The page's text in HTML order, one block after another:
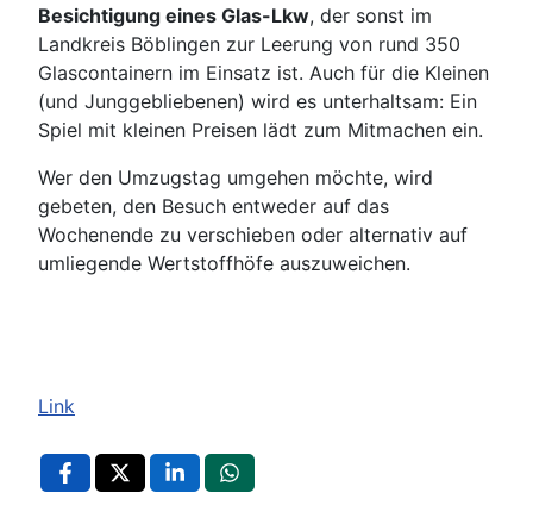
Besichtigung eines Glas-Lkw, der sonst im
Landkreis Böblingen zur Leerung von rund 350
Glascontainern im Einsatz ist. Auch für die Kleinen
(und Junggebliebenen) wird es unterhaltsam: Ein
Spiel mit kleinen Preisen lädt zum Mitmachen ein.
Wer den Umzugstag umgehen möchte, wird
gebeten, den Besuch entweder auf das
Wochenende zu verschieben oder alternativ auf
umliegende Wertstoffhöfe auszuweichen.
Link